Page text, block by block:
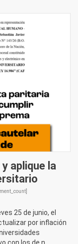
aplique la
25 de junio, el
por inflación